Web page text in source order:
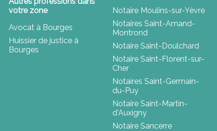
votre zone
Avocat à Bourges
Huissier de justice à
Bourges
Notaire Moulins-sur-Yèvre
Notaires Saint-Amand-
Montrond
Notaire Saint-Doulchard
Notaire Saint-Florent-sur-
Cher
Notaires Saint-Germain-
du-Puy
Notaire Saint-Martin-
d'Auxigny
Notaire Sancerre